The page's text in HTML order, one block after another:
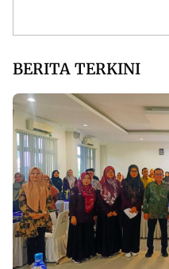
BERITA TERKINI